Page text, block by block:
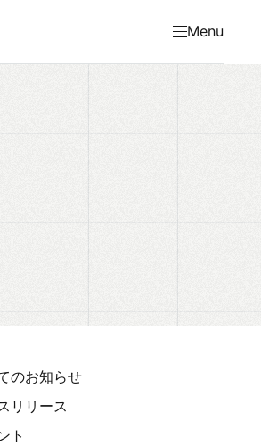
Menu
のお知らせ
リリース
ト